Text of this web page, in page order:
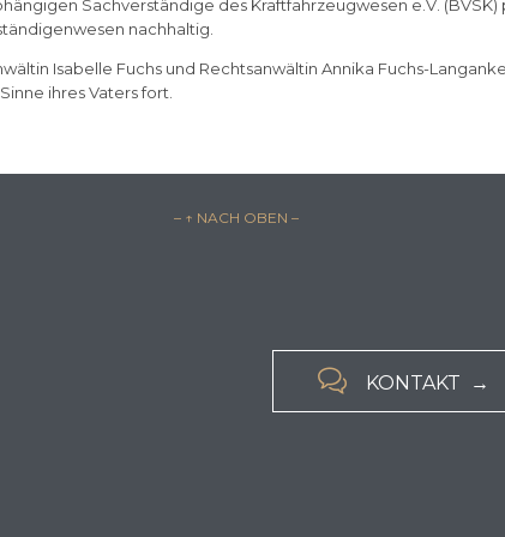
Sachverständige des Kraftfahrzeugwesen e.V.
nachhaltig.
Isabelle Fuchs und Rechtsanwältin Annika Fuchs-
ihres Vaters fort.
– ↑ NACH OBEN –
 KONTAKT →